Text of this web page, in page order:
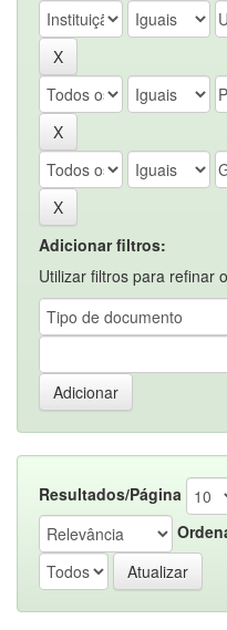
Adicionar filtros:
Utilizar filtros para refinar
Resultados/Página